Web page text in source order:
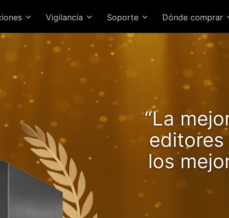
Vigilancia Soporte Dónde comprar
“La
editores
los
Lockerstor 24R Pro
velocidades en alza con
NAS de